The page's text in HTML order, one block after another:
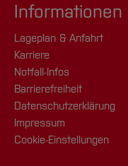
Informationen
Lageplan & Anfahrt
Karriere
Notfall-Infos
Barrierefreiheit
Datenschutzerklärung
Impressum
Cookie-Einstellungen